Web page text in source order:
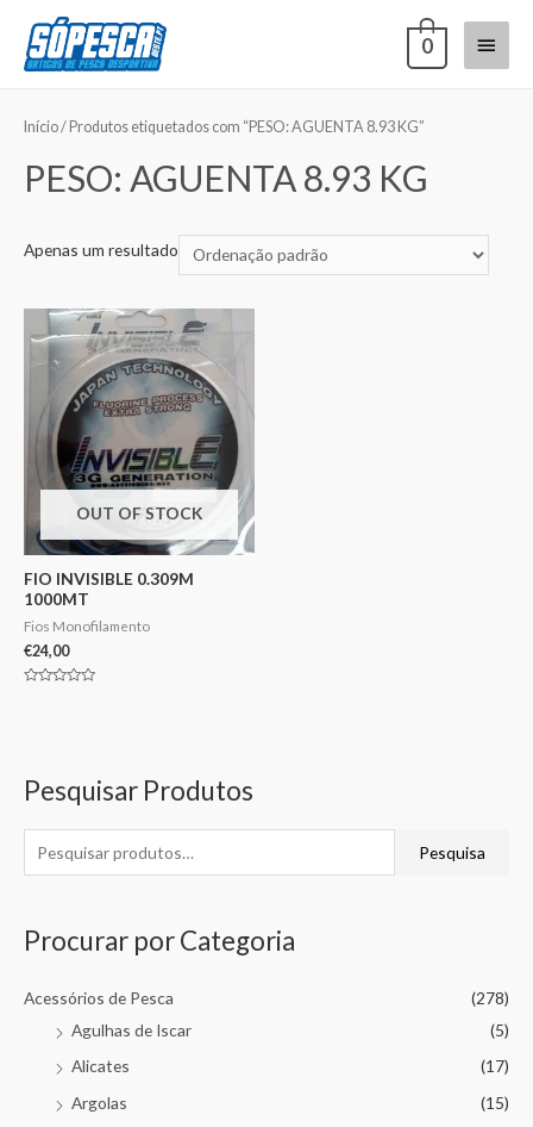
0
Pesquisar Produtos
Pesquisa
Procurar por Categoria
Acessórios de Pesca
(278)
Agulhas de Iscar
(5)
Alicates
(17)
Argolas
(15)
Início/ Produtos etiquetados com “PESO: AGUENTA 8.93 KG”
PESO: AGUENTA 8.93 KG
Apenas um resultado
OUT OF STOCK
FIO INVISIBLE 0.309M
1000MT
Fios Monofilamento
€24,00